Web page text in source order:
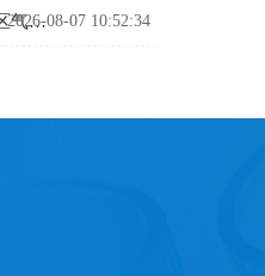
化工安全新防线！化工防爆气象站适配高危厂区气象监测
2026-08-07 10:52:34